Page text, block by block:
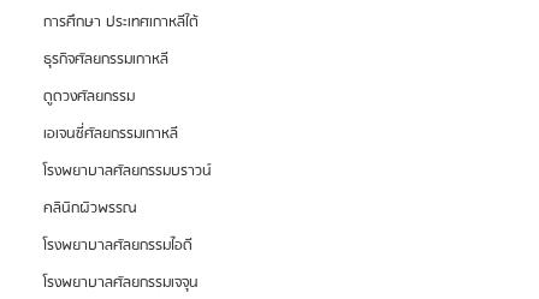
การศึกษา ประเทศเกาหลีใต้
ธุรกิจศัลยกรรมเกาหลี
ดูดวงศัลยกรรม
เอเจนซี่ศัลยกรรมเกาหลี
โรงพยาบาลศัลยกรรมบราวน์
คลินิกผิวพรรณ
โรงพยาบาลศัลยกรรมไอดี
โรงพยาบาลศัลยกรรมเจจุน